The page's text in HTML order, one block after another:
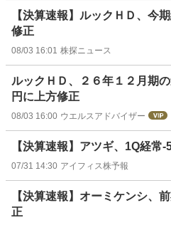
【決算速報】ルックＨＤ、今
修正
08/03 16:01 株探ニュース
ルックＨＤ、２６年１２月期
円に上方修正
08/03 16:00 ウエルスアドバイザー
【決算速報】アツギ、1Q経常-
07/31 14:30 アイフィス株予報
【決算速報】オーミケンシ、
正